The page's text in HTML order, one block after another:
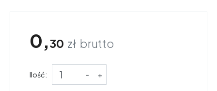
0,30 zł brutto
Ilość: - +